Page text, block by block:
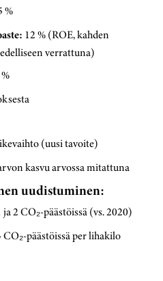
%
12 % (ROE, kahden
verrattuna)
(uusi tavoite)
kasvu arvossa mitattuna
uudistuminen:
ja 2 CO₂-päästöissä (vs. 2020)
CO₂-päästöissä per lihakilo